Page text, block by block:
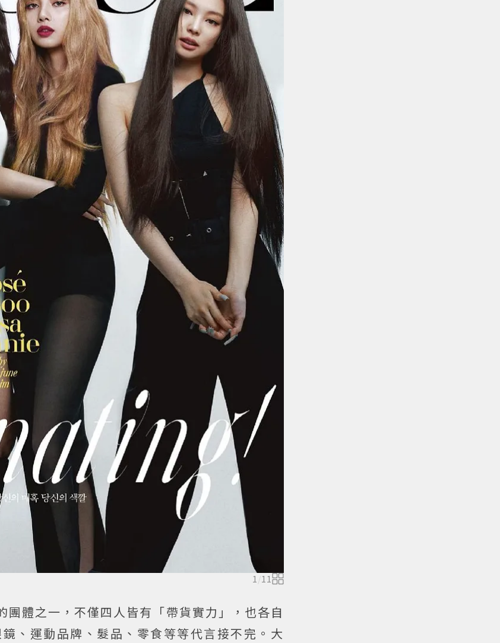
1 /11
體之一，不僅四人皆有「帶貨實力」，也各自
、運動品牌、髮品、零食等等代言接不完。大